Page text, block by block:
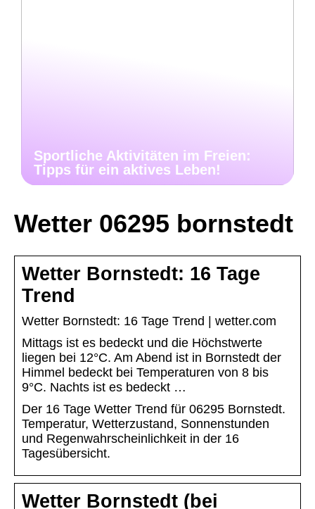
Sportliche Aktivitäten im Freien:
Tipps für ein aktives Leben!
Wetter 06295 bornstedt
Wetter Bornstedt: 16 Tage
Trend
Wetter Bornstedt: 16 Tage Trend | wetter.com
Mittags ist es bedeckt und die Höchstwerte
liegen bei 12°C. Am Abend ist in Bornstedt der
Himmel bedeckt bei Temperaturen von 8 bis
9°C. Nachts ist es bedeckt …
Der 16 Tage Wetter Trend für 06295 Bornstedt.
Temperatur, Wetterzustand, Sonnenstunden
und Regenwahrscheinlichkeit in der 16
Tagesübersicht.
Wetter Bornstedt (bei